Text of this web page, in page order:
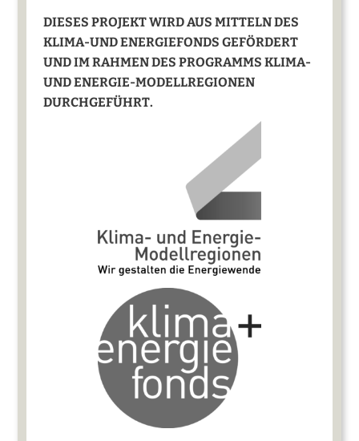
DIESES PROJEKT WIRD AUS MITTELN DES
KLIMA-UND ENERGIEFONDS GEFÖRDERT
UND IM RAHMEN DES PROGRAMMS KLIMA-
UND ENERGIE-MODELLREGIONEN
DURCHGEFÜHRT.